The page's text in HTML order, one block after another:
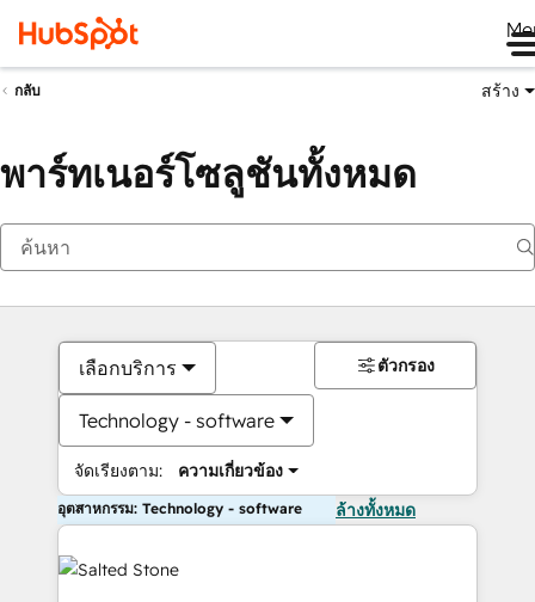
กลับ สร้าง
พาร์ทเนอร์โซลูชันทั้งหมด
เลือกบริการ
Technology - software
จัดเรียงตาม: ความเกี่ยวข้อง
ตัวกรอง
อุตสาหกรรม: Technology - software ล้างทั้งหมด